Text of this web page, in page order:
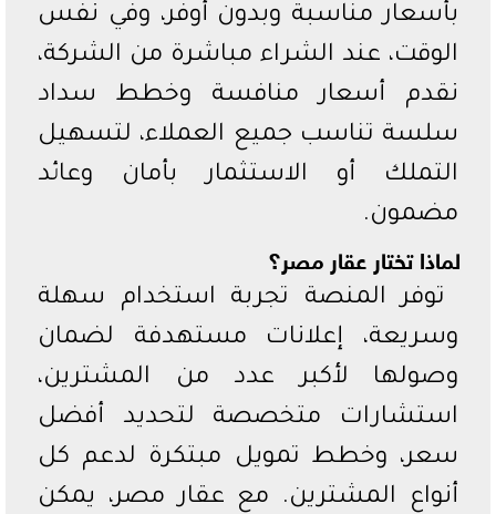
بأسعار مناسبة وبدون أوفر، وفي نفس
الوقت، عند الشراء مباشرة من الشركة،
نقدم أسعار منافسة وخطط سداد
سلسة تناسب جميع العملاء، لتسهيل
التملك أو الاستثمار بأمان وعائد
مضمون.
لماذا تختار عقار مصر؟
توفر المنصة تجربة استخدام سهلة
وسريعة، إعلانات مستهدفة لضمان
وصولها لأكبر عدد من المشترين،
استشارات متخصصة لتحديد أفضل
سعر، وخطط تمويل مبتكرة لدعم كل
أنواع المشترين. مع عقار مصر، يمكن